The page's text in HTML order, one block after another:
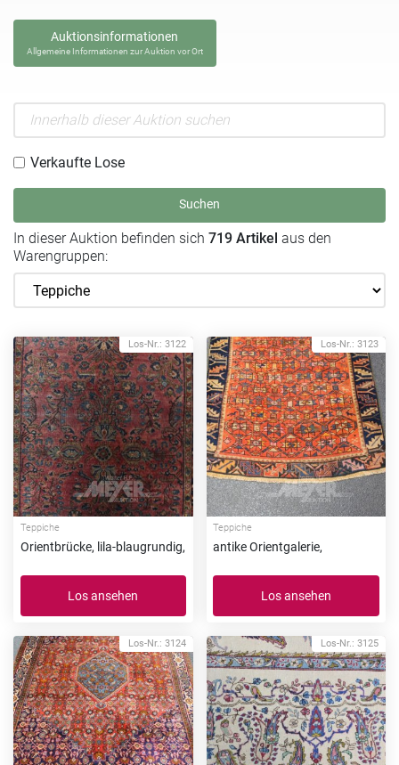
Auktionsinformationen
Allgemeine Informationen zur Auktion vor Ort
Verkaufte Lose
Suchen
In dieser Auktion befinden sich 719 Artikel aus den
Warengruppen:
Los-Nr.: 3122
Teppiche
Orientbrücke, lila-blaugrundig,
Los ansehen
Los-Nr.: 3123
Teppiche
antike Orientgalerie,
Los ansehen
Los-Nr.: 3124 Los-Nr.: 3125